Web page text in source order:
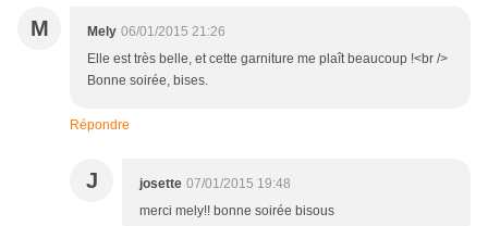
M Mely 06/01/2015 21:26
Elle est très belle, et cette garniture me plaît beaucoup !<br />
Bonne soirée, bises.
Répondre
J josette 07/01/2015 19:48
merci mely!! bonne soirée bisous